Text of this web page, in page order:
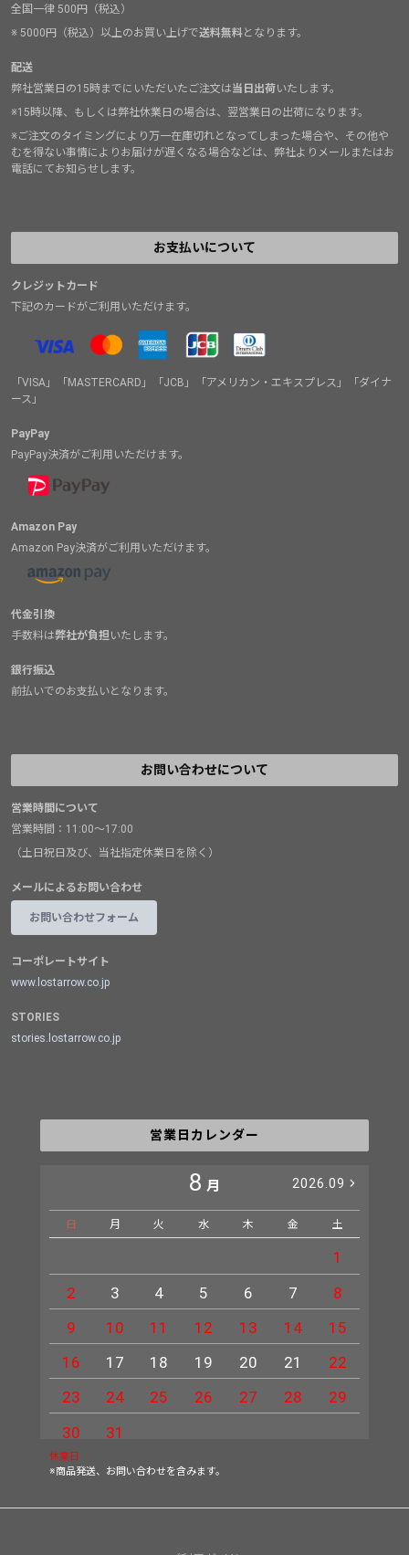
全国一律 500円（税込）
※ 5000円（税込）以上のお買い上げで送料無料となります。
配送
弊社営業日の15時までにいただいたご注文は当日出荷いたします。
※15時以降、もしくは弊社休業日の場合は、翌営業日の出荷になります。
※ご注文のタイミングにより万一在庫切れとなってしまった場合や、その他や
むを得ない事情によりお届けが遅くなる場合などは、弊社よりメールまたはお
電話にてお知らせします。
お支払いについて
クレジットカード
下記のカードがご利用いただけます。
「VISA」「MASTERCARD」「JCB」「アメリカン・エキスプレス」「ダイナ
ース」
PayPay
PayPay決済がご利用いただけます。
Amazon Pay
Amazon Pay決済がご利用いただけます。
代金引換
手数料は弊社が負担いたします。
銀行振込
前払いでのお支払いとなります。
お問い合わせについて
営業時間について
営業時間：11:00～17:00
（土日祝日及び、当社指定休業日を除く）
メールによるお問い合わせ
お問い合わせフォーム
コーポレートサイト
www.lostarrow.co.jp
STORIES
stories.lostarrow.co.jp
営業日カレンダー
8 月 2026.09
日 月 火 水 木 金 土
1
2
3 4 5 6 7
8
9
10 11 12 13 14
15
16
17 18 19 20 21
22
23
24 25 26 27 28
29
30
31
休業日
※商品発送、お問い合わせを含みます。